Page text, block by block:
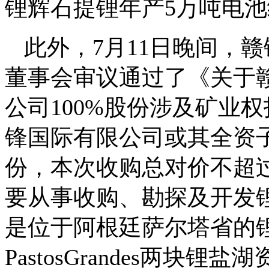
锂辉石提锂年产5万吨电
此外，7月11日晚间，
董事会审议通过了《关于
公司100%股份涉及矿业
锋国际有限公司或其全资
份，本次收购总对价不超
要从事收购、勘探及开发
是位于阿根廷萨尔塔省的
PastosGrandes两块锂盐